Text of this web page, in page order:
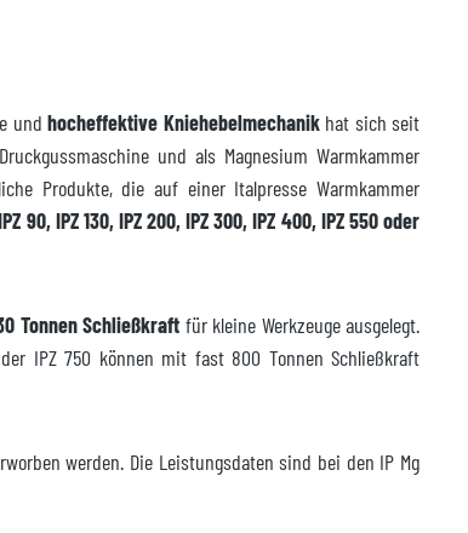
undhocheffektive Kniehebelmechanikhat sich seit
und als Magnesium Warmkammer
Produkte, die auf einer Italpresse Warmkammer
90, IPZ 130, IPZ 200, IPZ 300, IPZ 400, IPZ 550 oder
Tonnen Schließkraft für kleine Werkzeuge ausgelegt.
IPZ 750 können mit fast 800 Tonnen Schließkraft
werden. Die Leistungsdaten sind bei den IP Mg